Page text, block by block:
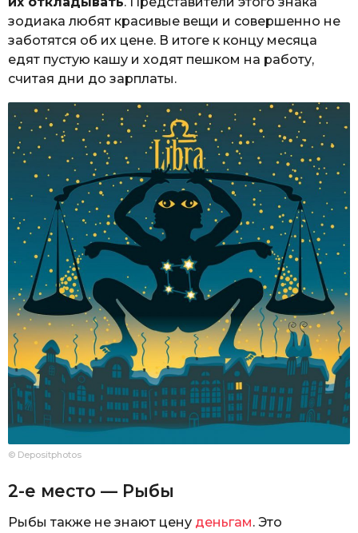
зодиака любят красивые вещи и совершенно не
заботятся об их цене. В итоге к концу месяца
едят пустую кашу и ходят пешком на работу,
считая дни до зарплаты.
© Depositphotos
2-е место — Рыбы
Рыбы также не знают цену деньгам. Это